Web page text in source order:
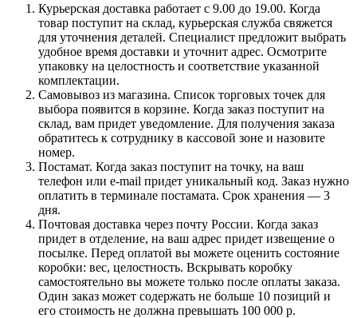
Курьерская доставка работает с 9.00 до 19.00. Когда
товар поступит на склад, курьерская служба свяжется
для уточнения деталей. Специалист предложит выбрать
удобное время доставки и уточнит адрес. Осмотрите
упаковку на целостность и соответствие указанной
комплектации.
Самовывоз из магазина. Список торговых точек для
выбора появится в корзине. Когда заказ поступит на
склад, вам придет уведомление. Для получения заказа
обратитесь к сотруднику в кассовой зоне и назовите
номер.
Постамат. Когда заказ поступит на точку, на ваш
телефон или e-mail придет уникальный код. Заказ нужно
оплатить в терминале постамата. Срок хранения — 3
дня.
Почтовая доставка через почту России. Когда заказ
придет в отделение, на ваш адрес придет извещение о
посылке. Перед оплатой вы можете оценить состояние
коробки: вес, целостность. Вскрывать коробку
самостоятельно вы можете только после оплаты заказа.
Один заказ может содержать не больше 10 позиций и
его стоимость не должна превышать 100 000 р.